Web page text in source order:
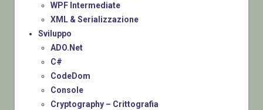
WPF Intermediate
XML & Serializzazione
Sviluppo
ADO.Net
C#
CodeDom
Console
Cryptography – Crittografia